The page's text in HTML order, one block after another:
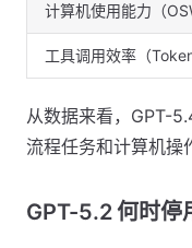
计算机使用能力（
工具调用效率（
从数据来看，GPT-
流程任务和计算机操
GPT-5.2 何时停